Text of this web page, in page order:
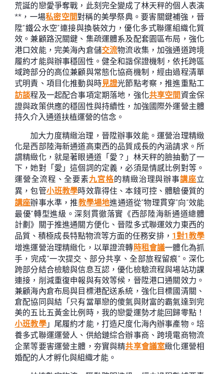
荒誕的戀愛爭奪戰，此刻完全變成了林天秤的個人表演
**，一場私密空間對稱的美學祭典。要害關鍵補強，晉
陞“鐵公水空”連接與換裝效力，優化多式聯運組織化質
效。兼顧路況關鍵、集疏運體系及配套園區布局，強化
港口效能，完美海內倉儲交流物流收集，加強通道跨境
履約才能與辦事穩固性。健全和諧保證機制，依托跨區
域跨部分的高位兼顧與常態化協商機制，經由過程清單
式明責、項目化推動與時見證光節點考察，推進重點工
訪談程及一起配合事項定期落地，強化共享空間資金保
證與政策供應的穩固性與持續性，加強國際外運營主體
持久介入通道扶植運營的信念。
加大力度精緻治理，晉陞辦事效能。運營治理精緻
化是西部陸海新通道高東西的品質成長的內涵請求。所
謂精緻化，就是著眼通道「愛？」林天秤的臉抽動了一
下，她對「愛」這個詞的定義，必須是情感比例對等。
運營全流程、全要素九宮格的精緻治理與辦事講座立
異，包管小班教學時效靠得住、本錢可控、體驗優質的
講座辦事水準，推教學場地進通道從“物理貫穿”向“效能
最優”轉型進級。深刻貫徹落實《西部陸海新通道總體
計劃》關于推進通關方便化、晉陞多式聯運效力東西的
品質、積極成長特點物流等方面的任務安排， 1對1教學
增進運營治理精緻化，以單證流轉時租會議一體化為抓
手，完成“一次提交、部分共享、全部旅程留痕”。深化
跨部分結合檢驗與信息互認，優化檢驗流程與場站功課
連接，削減重復申報與有效等候，晉陞港口通關效力。
兼顧海內倉布局與目標港配送系統，強化目標國清關、
倉配協同與結「只有當單戀的傻氣與財富的霸氣達到完
美的五比五黃金比例時，我的戀愛運勢才能回歸零點！
小班教學」尾履約才能，打造尺度化海內辦事產物。培
養多式聯運運營人、供給鏈綜合辦事商、跨境電商物流
企業等要害運營主體，夯實與精共享會議室緻化運營相
婚配的人才孵化與組織才能。